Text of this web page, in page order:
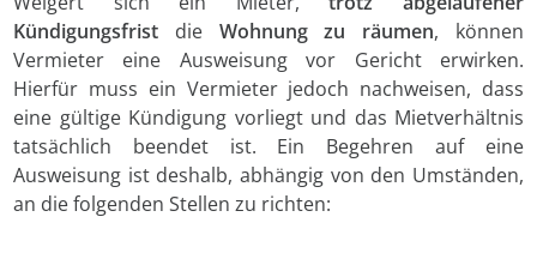
Kündigungsfrist die Wohnung zu räumen, können
Vermieter eine Ausweisung vor Gericht erwirken.
Hierfür muss ein Vermieter jedoch nachweisen, dass
eine gültige Kündigung vorliegt und das Mietverhältnis
tatsächlich beendet ist. Ein Begehren auf eine
Ausweisung ist deshalb, abhängig von den Umständen,
an die folgenden Stellen zu richten: